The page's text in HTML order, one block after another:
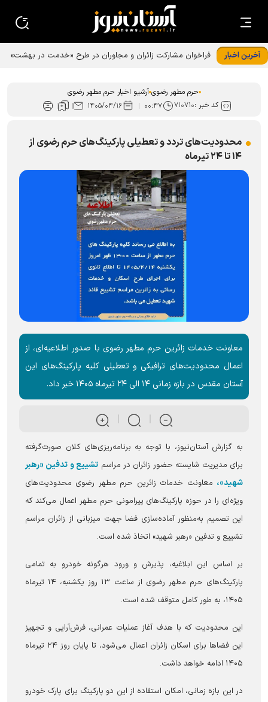
آخرین اخبار
فراخوان مشارکت زائران و مجاوران در طرح «خدمت در بهشت»
حرم مطهر رضوی آرشیو اخبار حرم مطهر رضوی
کد خبر :۷۱۰۷۱۰ ۰۰:۴۷ ۱۴۰۵/۰۴/۱۶
محدودیت‌های تردد و تعطیلی پارکینگ‌های حرم رضوی از
۱۴ تا ۲۴ تیرماه
معاونت خدمات زائرین حرم مطهر رضوی با صدور اطلاعیه‌ای، از
اعمال محدودیت‌های ترافیکی و تعطیلی کلیه پارکینگ‌های این
آستان مقدس در بازه زمانی ۱۴ الی ۲۴ تیرماه ۱۴۰۵ خبر داد.
به گزارش آستان‌نیوز، با توجه به برنامه‌ریزی‌های کلان صورت‌گرفته
برای مدیریت شایسته حضور زائران در مراسم تشییع و تدفین «رهبر
شهید»، معاونت خدمات زائرین حرم مطهر رضوی محدودیت‌های
ویژه‌ای را در حوزه پارکینگ‌های پیرامونی حرم مطهر اعمال می‌کند که
این تصمیم به‌منظور آماده‌سازی فضا جهت میزبانی از زائران مراسم
تشییع و تدفین «رهبر شهید» اتخاذ شده است.
بر اساس این ابلاغیه، پذیرش و ورود هرگونه خودرو به تمامی
پارکینگ‌های حرم مطهر رضوی از ساعت ۱۳ روز یکشنبه، ۱۴ تیرماه
۱۴۰۵، به طور کامل متوقف شده است.
این محدودیت که با هدف آغاز عملیات عمرانی، فرش‌آرایی و تجهیز
این فضا‌ها برای اسکان زائران اعمال می‌شود، تا پایان روز ۲۴ تیرماه
۱۴۰۵ ادامه خواهد داشت.
در این بازه زمانی، امکان استفاده از این دو پارکینگ برای پارک خودرو